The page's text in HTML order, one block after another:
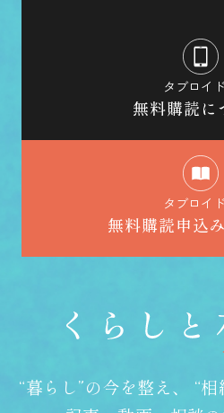
タブロイ
無料購読に
タブロイ
無料購読申込
“暮らし”の今を整え、
“